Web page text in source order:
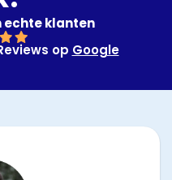
echte klanten
op Google